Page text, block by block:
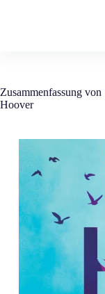
Zusammenfassung
Hoover